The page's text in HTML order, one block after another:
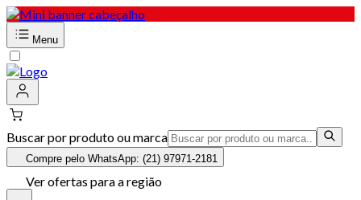
Menu
Buscar por produto ou marca
Compre pelo WhatsApp: (21) 97971-2181
Ver ofertas para a região